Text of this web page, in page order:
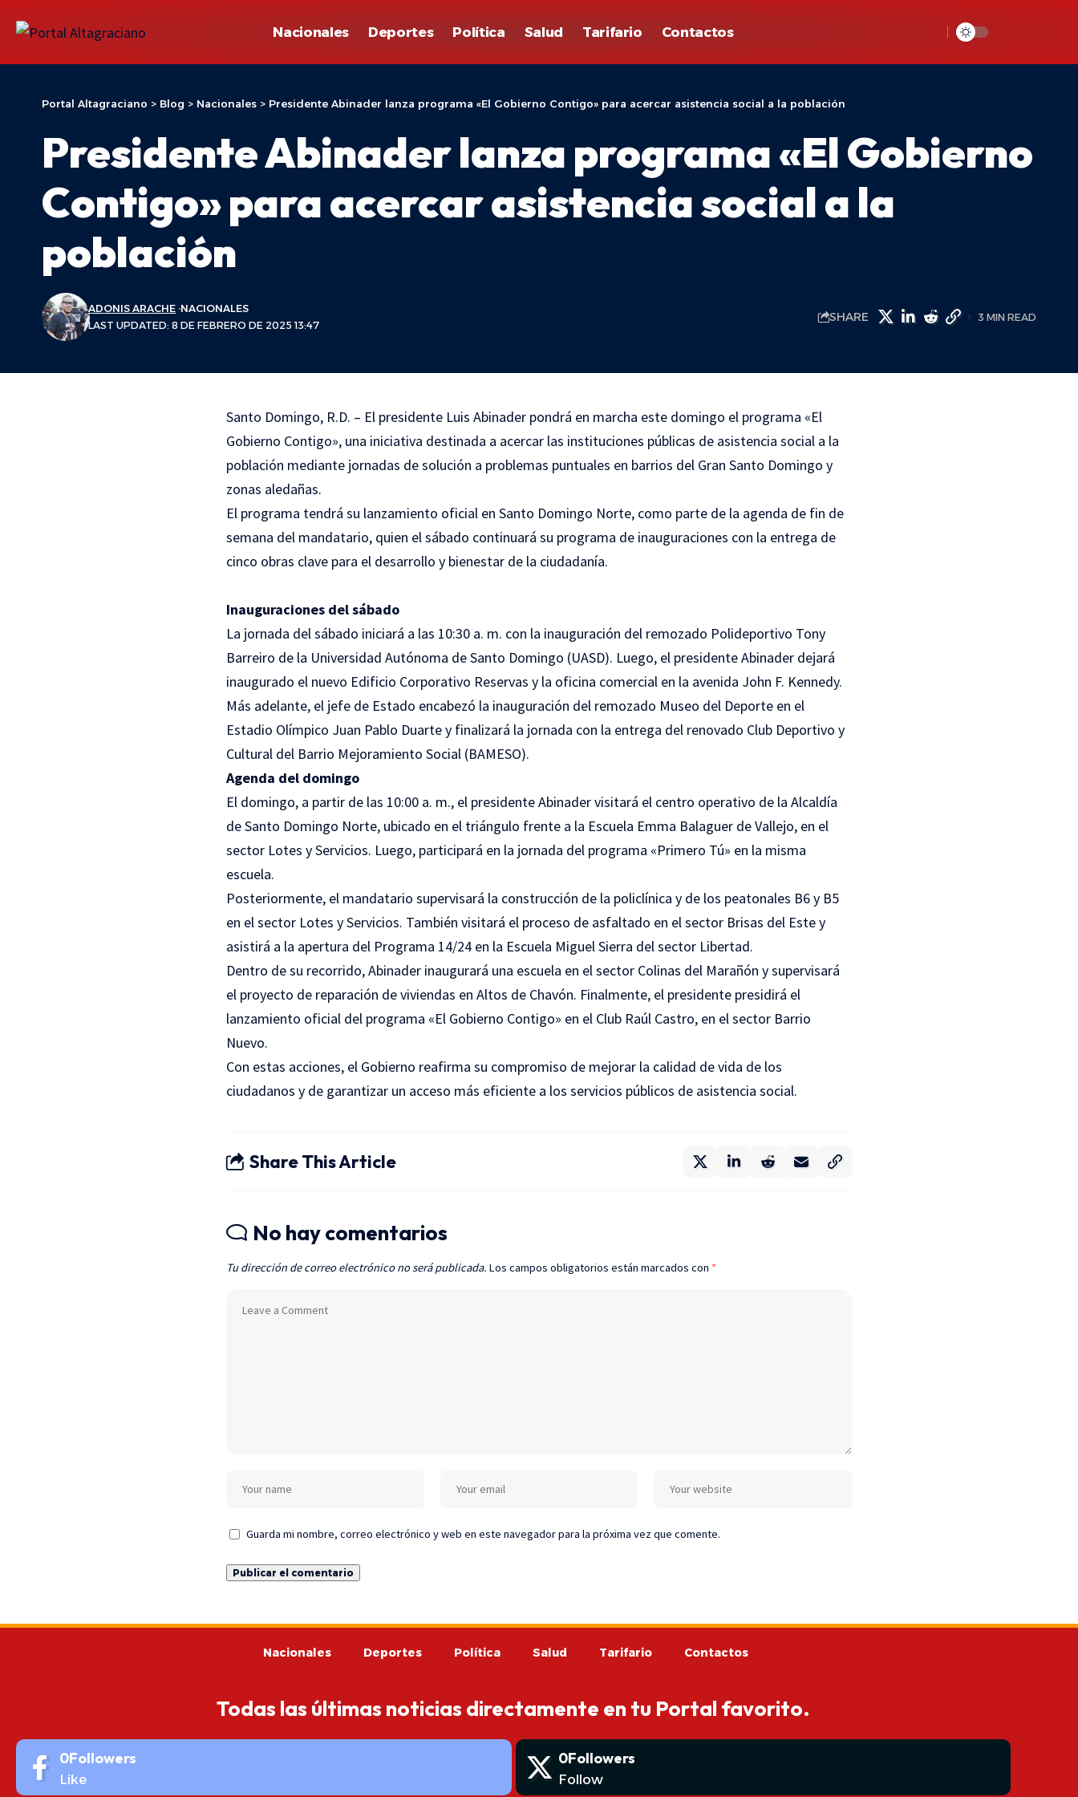
Nacionales Deportes Política Salud Tarifario Contactos
Portal Altagraciano > Blog > Nacionales > Presidente Abinader lanza programa «El Gobierno Contigo» para acercar asistencia social a la población
Presidente Abinader lanza programa «El Gobierno
Contigo» para acercar asistencia social a la
población
LAST UPDATED: 8 DE FEBRERO DE 2025 13:47
ADONIS ARACHE NACIONALES
SHARE 3 MIN READ
Santo Domingo, R.D. – El presidente Luis Abinader pondrá en marcha este domingo el programa «El
Gobierno Contigo», una iniciativa destinada a acercar las instituciones públicas de asistencia social a la
población mediante jornadas de solución a problemas puntuales en barrios del Gran Santo Domingo y
zonas aledañas.
El programa tendrá su lanzamiento oficial en Santo Domingo Norte, como parte de la agenda de fin de
semana del mandatario, quien el sábado continuará su programa de inauguraciones con la entrega de
cinco obras clave para el desarrollo y bienestar de la ciudadanía.
Inauguraciones del sábado
La jornada del sábado iniciará a las 10:30 a. m. con la inauguración del remozado Polideportivo Tony
Barreiro de la Universidad Autónoma de Santo Domingo (UASD). Luego, el presidente Abinader dejará
inaugurado el nuevo Edificio Corporativo Reservas y la oficina comercial en la avenida John F. Kennedy.
Más adelante, el jefe de Estado encabezó la inauguración del remozado Museo del Deporte en el
Estadio Olímpico Juan Pablo Duarte y finalizará la jornada con la entrega del renovado Club Deportivo y
Cultural del Barrio Mejoramiento Social (BAMESO).
Agenda del domingo
El domingo, a partir de las 10:00 a. m., el presidente Abinader visitará el centro operativo de la Alcaldía
de Santo Domingo Norte, ubicado en el triángulo frente a la Escuela Emma Balaguer de Vallejo, en el
sector Lotes y Servicios. Luego, participará en la jornada del programa «Primero Tú» en la misma
escuela.
Posteriormente, el mandatario supervisará la construcción de la policlínica y de los peatonales B6 y B5
en el sector Lotes y Servicios. También visitará el proceso de asfaltado en el sector Brisas del Este y
asistirá a la apertura del Programa 14/24 en la Escuela Miguel Sierra del sector Libertad.
Dentro de su recorrido, Abinader inaugurará una escuela en el sector Colinas del Marañón y supervisará
el proyecto de reparación de viviendas en Altos de Chavón. Finalmente, el presidente presidirá el
lanzamiento oficial del programa «El Gobierno Contigo» en el Club Raúl Castro, en el sector Barrio
Nuevo.
Con estas acciones, el Gobierno reafirma su compromiso de mejorar la calidad de vida de los
ciudadanos y de garantizar un acceso más eficiente a los servicios públicos de asistencia social.
Share This Article
No hay comentarios
Tu dirección de correo electrónico no será publicada. Los campos obligatorios están marcados con *
Guarda mi nombre, correo electrónico y web en este navegador para la próxima vez que comente.
Nacionales Deportes Política Salud Tarifario Contactos
Todas las últimas noticias directamente en tu Portal favorito.
0Followers
Like
0Followers
Follow